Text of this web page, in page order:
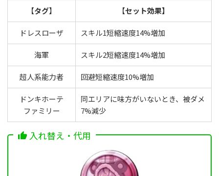
【タグ】 【セット効果】
ドレスローザ スキル1短縮速度14%増加
海軍 スキル2短縮速度14%増加
超人系能力者 回避短縮速度10%増加
ドンキホーテ
ファミリー
同エリアに味方がいないとき、被ダメ
7%減少
入れ替え・代用